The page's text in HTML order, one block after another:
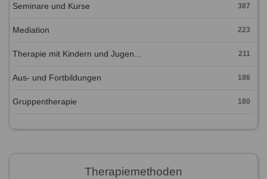
Seminare und Kurse 387
Mediation 223
Therapie mit Kindern und Jugen... 211
Aus- und Fortbildungen 186
Gruppentherapie 180
Therapiemethoden